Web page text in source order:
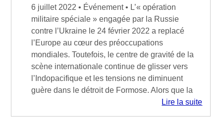
6 juillet 2022 • Événement • L’« opération
militaire spéciale » engagée par la Russie
contre l’Ukraine le 24 février 2022 a replacé
l’Europe au cœur des préoccupations
mondiales. Toutefois, le centre de gravité de la
scène internationale continue de glisser vers
l’Indopacifique et les tensions ne diminuent
guère dans le détroit de Formose. Alors que la
Lire la suite